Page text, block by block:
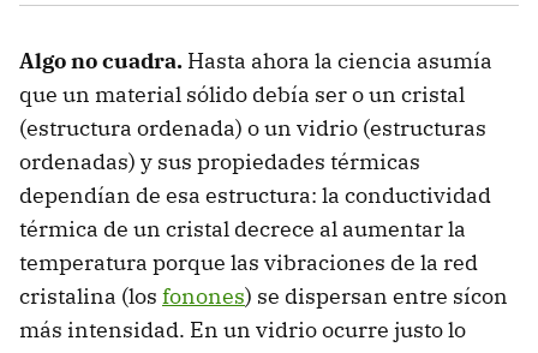
Algo no cuadra. Hasta ahora la ciencia asumía
que un material sólido debía ser o un cristal
(estructura ordenada) o un vidrio (estructuras
ordenadas) y sus propiedades térmicas
dependían de esa estructura: la conductividad
térmica de un cristal decrece al aumentar la
temperatura porque las vibraciones de la red
cristalina (los fonones) se dispersan entre sícon
más intensidad. En un vidrio ocurre justo lo